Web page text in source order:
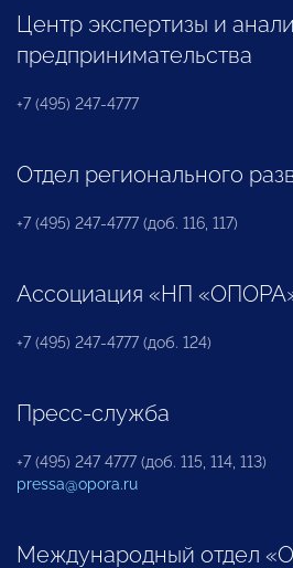
Центр экспертизы и
предпринимательства
+7 (495) 247-4777
Отдел регионального
+7 (495) 247-4777 (доб. 116, 117)
Ассоциация «НП
+7 (495) 247-4777 (доб. 124)
Пресс-служба
+7 (495) 247 4777 (доб. 115, 114, 113)
pressa@opora.ru
Международный отдел